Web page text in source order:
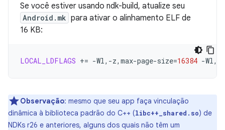
Se você estiver usando ndk-build, atualize seu
Android.mk para ativar o alinhamento ELF de
16 KB:
LOCAL_LDFLAGS += -Wl,-z,max-page-size=16384 -Wl,-
Observação: mesmo que seu app faça vinculação
dinâmica à biblioteca padrão do C++ (libc++_shared.so) de
NDKs r26 e anteriores, alguns dos quais não têm um